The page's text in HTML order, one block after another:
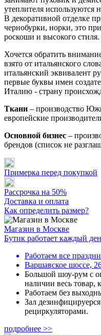
утеплителя используются
В декоративной отделке
чернобурки, норки, это
роскоши и высокого стиля.
Хочется обратить
взято от итальянского
итальянский эквивалент
первые буквы имен
Италию - страну
Ткани – производство
европейские
Основной бизнес –
брендов (список не
Примерка перед покупкой
Рассрочка на 50%
Доставка и оплата
Как определить размер?
Магазин в Москве
Бутик работает каждый
Работаем все
Варшавское шоссе,
Большой шоу-рум с
наличии весь товар,
Работаем без
Зал
рециркуляторами.
подробнее >>